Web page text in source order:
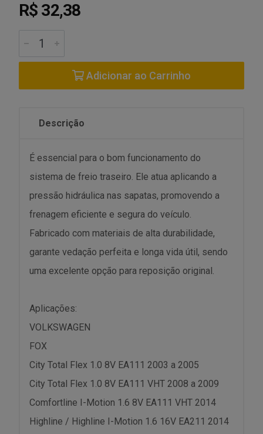
R$ 32,38
Adicionar ao Carrinho
Descrição
É essencial para o bom funcionamento do
sistema de freio traseiro. Ele atua aplicando a
pressão hidráulica nas sapatas, promovendo a
frenagem eficiente e segura do veículo.
Fabricado com materiais de alta durabilidade,
garante vedação perfeita e longa vida útil, sendo
uma excelente opção para reposição original.
Aplicações:
VOLKSWAGEN
FOX
City Total Flex 1.0 8V EA111 2003 a 2005
City Total Flex 1.0 8V EA111 VHT 2008 a 2009
Comfortline I-Motion 1.6 8V EA111 VHT 2014
Highline / Highline I-Motion 1.6 16V EA211 2014